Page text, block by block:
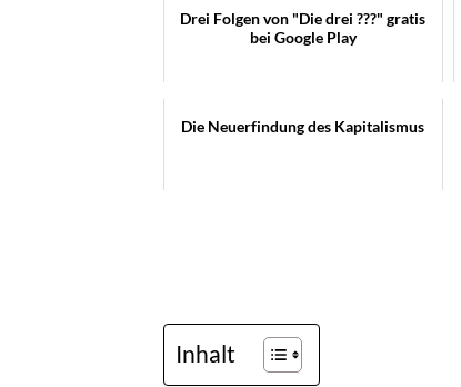
Drei Folgen von "Die drei ???" gratis
bei Google Play
Die Neuerfindung des Kapitalismus
Inhalt